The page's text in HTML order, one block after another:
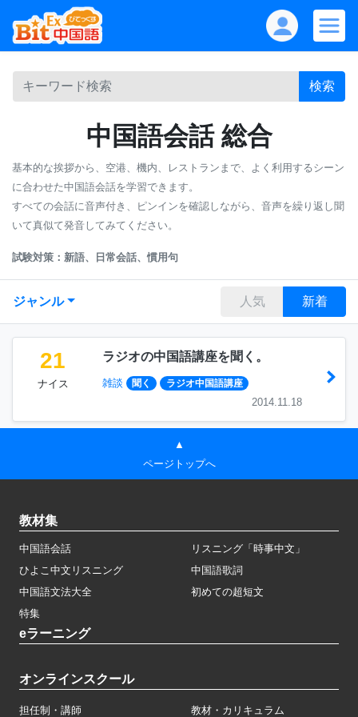
検索
中国語会話 総合
基本的な挨拶から、空港、機内、レストランまで、よく利用するシーン
に合わせた中国語会話を学習できます。
すべての会話に音声付き、ピンインを確認しながら、音声を繰り返し聞
いて真似て発音してみてください。
試験対策：新語、日常会話、慣用句
ジャンル 人気 新着
21
ナイス
ラジオの中国語講座を聞く。
雑談 聞く ラジオ中国語講座
2014.11.18
▲
ページトップへ
教材集
中国語会話
リスニング「時事中文」
ひよこ中文リスニング
中国語歌詞
中国語文法大全
初めての超短文
特集
eラーニング
オンラインスクール
担任制・講師 教材・カリキュラム